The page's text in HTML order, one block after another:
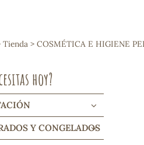
y legumbres
secos y snacks
mueslis, hinchados y
y dulces
y cavas
y salsas
y sémolas
Tienda > COSMÉTICA E HIGIENE
hoy?
Y CONGELADOS